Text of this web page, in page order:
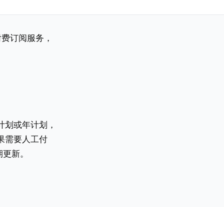
订阅服务，
或年计划，
需要人工付
新。